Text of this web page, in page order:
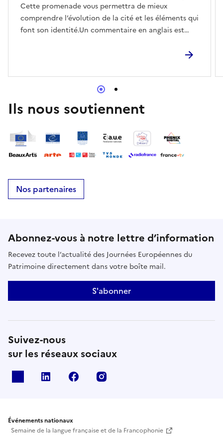
Cette promenade vous permettra de mieux
comprendre l’évolution de la cité et les éléments qui
font son identité.Un commentaire en anglais est
Ils nous soutiennent
Nos partenaires
Abonnez-vous à notre lettre d’information
Recevez toute l’actualité des Journées Européennes du
Patrimoine directement dans votre boîte mail.
S'abonner
Suivez-nous
sur les réseaux sociaux
Linkedin Facebook
Événements nationaux
Semaine de la langue française et de la Francophonie